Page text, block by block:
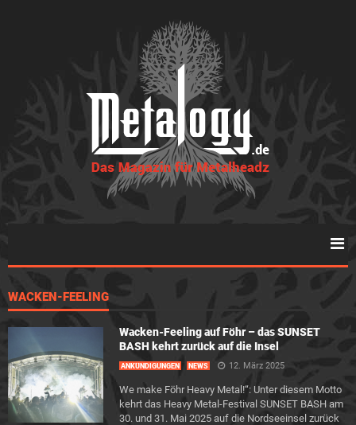
WACKEN-FEELING
Wacken-Feeling auf Föhr – das SUNSET
BASH kehrt zurück auf die Insel
ANKÜNDIGUNGEN NEWS 12. März 2025
We make Föhr Heavy Metal!“: Unter diesem Motto
kehrt das Heavy Metal-Festival SUNSET BASH am
30. und 31. Mai 2025 auf die Nordseeinsel zurück